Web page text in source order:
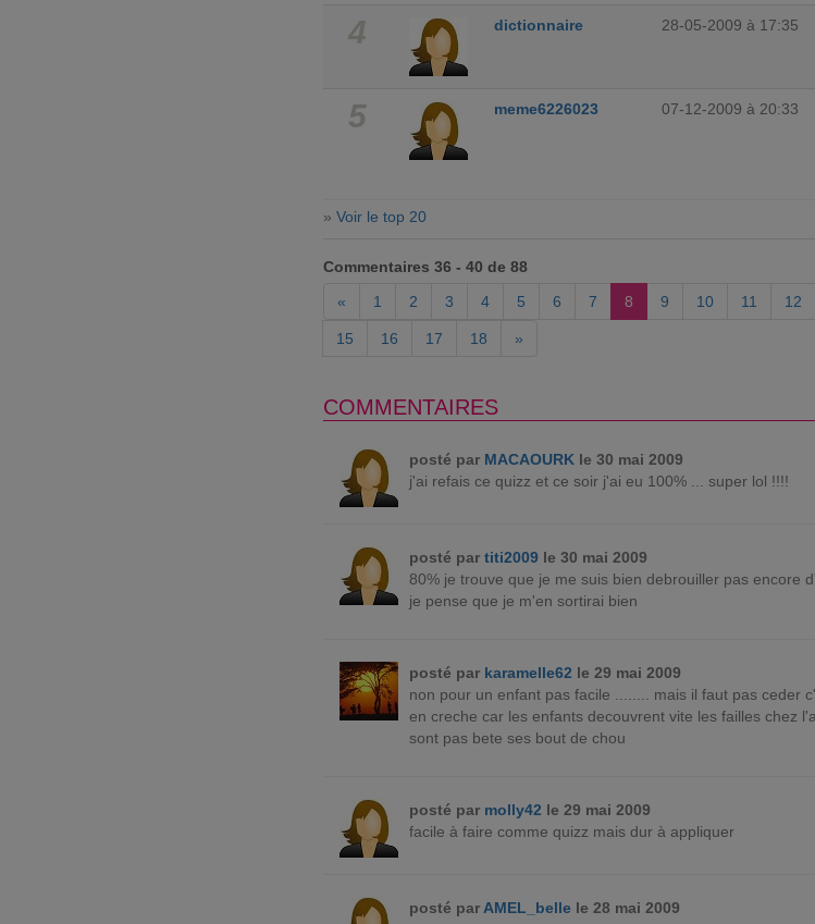
4 dictionnaire 28-05-2009 à 17:35
5 meme6226023 07-12-2009 à 20:33
» Voir le top 20
Commentaires 36 - 40 de 88
«
1 2 3 4 5 6 7 8 9 10 11 12
15 16 17 18 »
COMMENTAIRES
posté par MACAOURK le 30 mai 2009
j'ai refais ce quizz et ce soir j'ai eu 100% ... super lol !!!!
posté partiti2009 le 30 mai 2009
80% je trouve que je me suis bien debrouiller pas encore
je pense que je m'en sortirai bien
posté par karamelle62 le 29 mai 2009
non pour un enfant pas facile ........ mais il faut pas ceder
en creche car les enfants decouvrent vite les failles chez
sont pas bete ses bout de chou
posté par molly42 le 29 mai 2009
facile à faire comme quizz mais dur à appliquer
posté par AMEL_belle le 28 mai 2009